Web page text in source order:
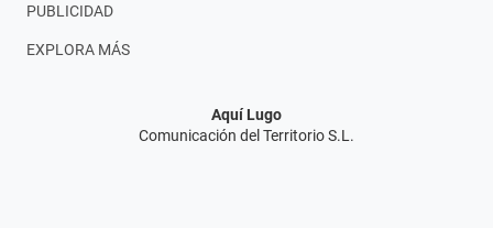
PUBLICIDAD
EXPLORA MÁS
Aquí Lugo
Comunicación del Territorio S.L.